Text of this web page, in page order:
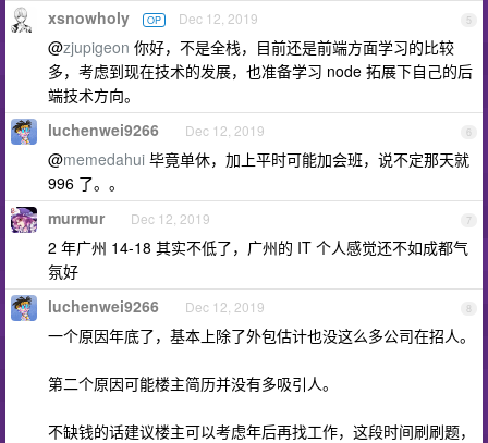
5
xsnowholy OP Dec 12, 2019
@zjupigeon 你好，不是全栈，目前还是前端方面学习的比较
多，考虑到现在技术的发展，也准备学习 node 拓展下自己的后
端技术方向。
6
luchenwei9266 Dec 12, 2019
@memedahui 毕竟单休，加上平时可能加会班，说不定那天就
996 了。。
7
murmur Dec 12, 2019
2 年广州 14-18 其实不低了，广州的 IT 个人感觉还不如成都气
氛好
8
luchenwei9266 Dec 12, 2019
一个原因年底了，基本上除了外包估计也没这么多公司在招人。
第二个原因可能楼主简历并没有多吸引人。
不缺钱的话建议楼主可以考虑年后再找工作，这段时间刷刷题，